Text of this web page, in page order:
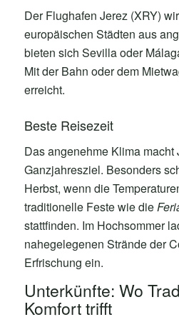
Der Flughafen Jerez (XRY)
europäischen Städten aus
bieten sich Sevilla oder
Mit der Bahn oder dem
erreicht.
Beste Reisezeit
Das angenehme Klima macht
Ganzjahresziel. Besonders
Herbst, wenn die
traditionelle Feste wie die
stattfinden. Im Hochsommer
nahegelegenen Strände der
Erfrischung ein.
Unterkünfte: Wo
Komfort trifft